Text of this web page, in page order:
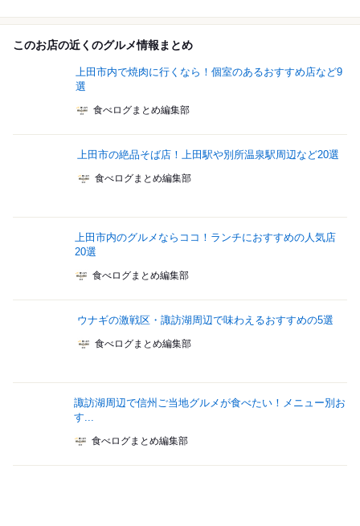
このお店の近くのグルメ情報まとめ
上田市内で焼肉に行くなら！個室のあるおすすめ店など9
選
食べログまとめ編集部
上田市の絶品そば店！上田駅や別所温泉駅周辺など20選
食べログまとめ編集部
上田市内のグルメならココ！ランチにおすすめの人気店
20選
食べログまとめ編集部
ウナギの激戦区・諏訪湖周辺で味わえるおすすめの5選
食べログまとめ編集部
諏訪湖周辺で信州ご当地グルメが食べたい！メニュー別お
す...
食べログまとめ編集部